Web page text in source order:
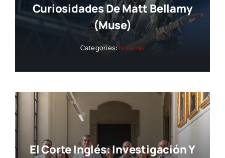
Curiosidades De Matt Bellamy
(Muse)
Categories: Noticias
El Corte Inglés: Investigación Y